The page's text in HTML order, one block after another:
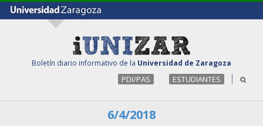
Boletín diario informativo de la Universidad de Zaragoza
PDI/PAS ESTUDIANTES
6/4/2018